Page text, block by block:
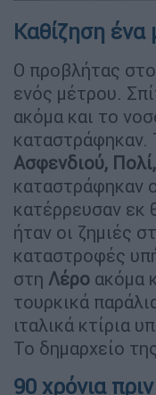
Καθίζηση ένα
Ο προβλήτας στο
ενός μέτρου.
ακόμα και το
καταστράφηκαν.
Ασφενδιού,
καταστράφηκαν
κατέρρευσαν εκ
ήταν οι ζημιές
καταστροφές
στη Λέρο ακόμα
τουρκικά
ιταλικά κτίρια
Το δημαρχείο
90 χρόνια